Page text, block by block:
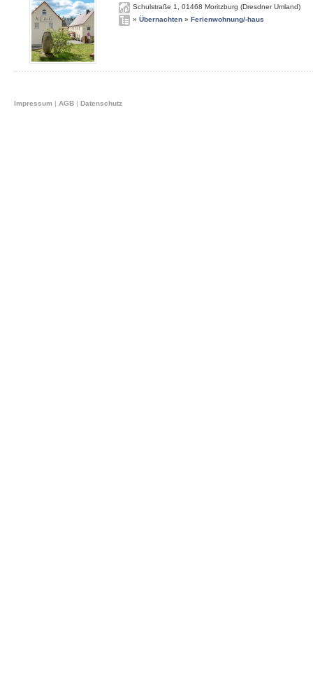
Schulstraße 1 01468 Moritzburg (Dresdner Umland)
» Übernachten » Ferienwohnung/-haus
Impressum | AGB | Datenschutz